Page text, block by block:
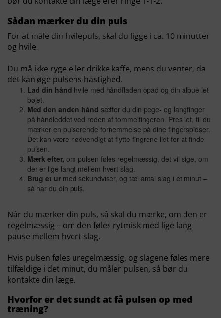
Sådan mærker du din puls
For at måle din hvilepuls, skal du ligge i ca. 10 minutter
og hvile.
Du må ikke ryge eller drikke kaffe, mens du venter, da
det kan øge pulsens hastighed.
Lad din hånd hvile med håndfladen opad og din albue let
bøjet.
Med den anden hånd sætter du din pege- og langfinger
på håndleddet ved roden af tommelfingeren. Pres let, til du
mærker en pulserende fornemmelse på dine fingerspidser.
Det kan være nødvendigt at flytte fingrene lidt for at finde
pulsen.
Mærk efter, om pulsen føles regelmæssig, det vil sige, om
der er lige langt mellem hvert slag.
Brug et ur med sekundviser, og tæl antal slag i et minut –
så har du din puls.
Når du mærker din puls, så skal du mærke, om den er
regelmæssig – om den føles rytmisk med lige lang
pause mellem hvert slag.
Hvis pulsen føles uregelmæssig, og slagene føles mere
tilfældige i det minut, du måler pulsen, så bør du
kontakte din læge.
Hvorfor er det sundt at få pulsen op med
træning?